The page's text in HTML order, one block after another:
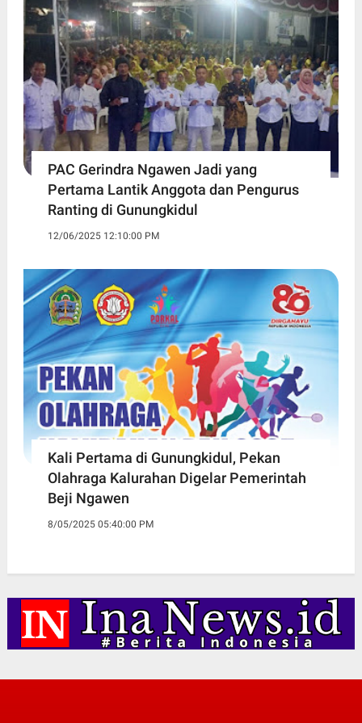
PAC Gerindra Ngawen Jadi yang
Pertama Lantik Anggota dan Pengurus
Ranting di Gunungkidul
12/06/2025 12:10:00 PM
Kali Pertama di Gunungkidul, Pekan
Olahraga Kalurahan Digelar Pemerintah
Beji Ngawen
8/05/2025 05:40:00 PM